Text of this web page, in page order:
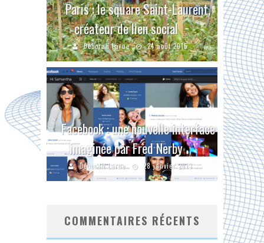
Paris : le square Saint-Laurent,
créateur de lien social
Déborah Larue 24 août 2015
Facebook : une nouvelle interface
imaginée par Fred Nerby
Déborah Larue 28 janvier 2013
COMMENTAIRES RÉCENTS